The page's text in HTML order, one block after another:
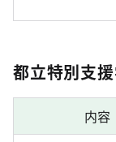
都立特別支
内容